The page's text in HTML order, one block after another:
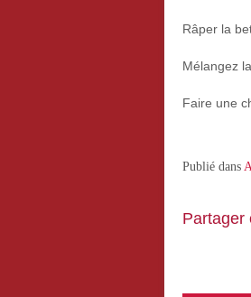
Râper la
Mélangez
Faire une
Publié dans
Partager